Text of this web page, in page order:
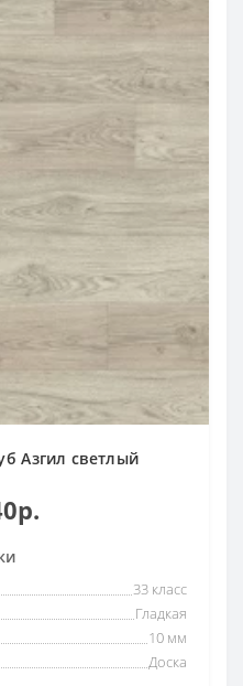
Азгил светлый
33 класс
Гладкая
10 мм
Доска